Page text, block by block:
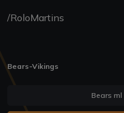
/RoloMartins
Bears-Vikings
Bears ml